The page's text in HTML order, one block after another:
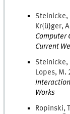
Steinicke,
Kr{ü}ger,A
Computer
Current
Steinicke,
Lopes, M.
Works
Ropinski,T